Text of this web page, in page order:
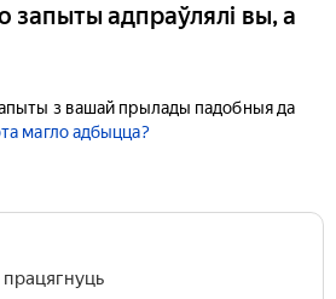
запыты адпраўлялі вы, а
з вашай прылады падобныя да
магло адбыцца?
працягнуць